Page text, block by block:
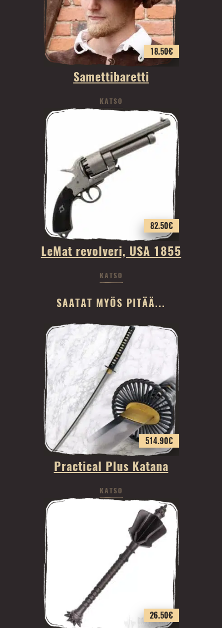
18.50€
Samettibaretti
KATSO
82.50€
LeMat revolveri, USA 1855
KATSO
SAATAT MYÖS PITÄÄ...
514.90€
Practical Plus Katana
KATSO
26.50€